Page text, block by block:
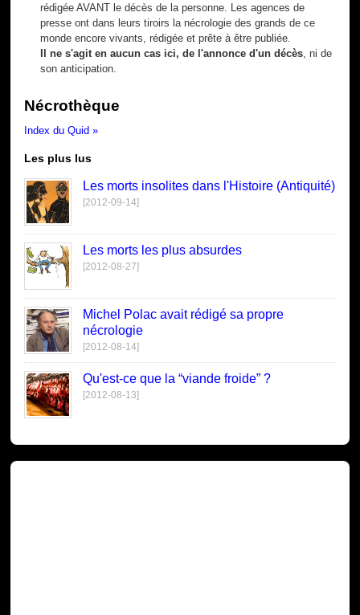
rédigée AVANT le décès de la personne. Les agences de
presse ont dans leurs tiroirs la nécrologie des grands de ce
monde encore vivants, rédigée et prête à être publiée.
Il ne s'agit en aucun cas ici, de l'annonce d'un décès , ni de
son anticipation.
Nécrothèque
Index du Quid »
Les plus lus
Les morts insolites dans l'Histoire (Antiquité)
[2012-09-14]
Les morts les plus absurdes
[2012-08-27]
Michel Polac avait rédigé sa propre
nécrologie
[2012-08-14]
Qu'est-ce que la “viande froide” ?
[2012-08-13]